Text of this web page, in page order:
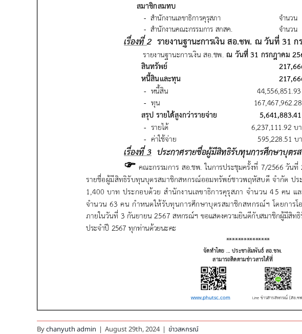
Bychanyuth admin | August 29th, 2024 | ข่าวสหกรณ์